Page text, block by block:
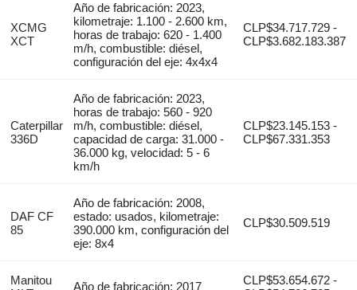
XCMG
XCT
Año de fabricación: 2023,
kilometraje: 1.100 - 2.600 km,
horas de trabajo: 620 - 1.400
m/h, combustible: diésel,
configuración del eje: 4x4x4
CLP$34.717.729 -
CLP$3.682.183.387
Caterpillar
336D
Año de fabricación: 2023,
horas de trabajo: 560 - 920
m/h, combustible: diésel,
capacidad de carga: 31.000 -
36.000 kg, velocidad: 5 - 6
km/h
CLP$23.145.153 -
CLP$67.331.353
DAF CF
85
Año de fabricación: 2008,
estado: usados, kilometraje:
390.000 km, configuración del
eje: 8x4
CLP$30.509.519
Manitou
Año de fabricación: 2017
CLP$53.654.672 -